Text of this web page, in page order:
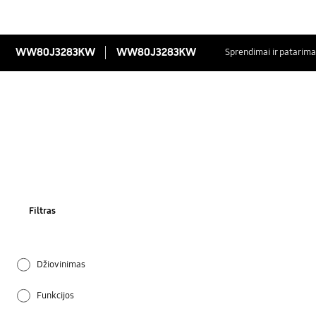
WW80J3283KW WW80J3283KW Sprendimai ir
Filtras
Džiovinimas
Funkcijos